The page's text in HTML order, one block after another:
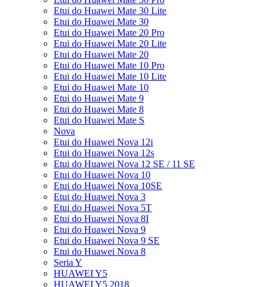
Etui do Huawei Mate 30 Lite
Etui do Huawei Mate 30
Etui do Huawei Mate 20 Pro
Etui do Huawei Mate 20 Lite
Etui do Huawei Mate 20
Etui do Huawei Mate 10 Pro
Etui do Huawei Mate 10 Lite
Etui do Huawei Mate 10
Etui do Huawei Mate 9
Etui do Huawei Mate 8
Etui do Huawei Mate S
Nova
Etui do Huawei Nova 12i
Etui do Huawei Nova 12s
Etui do Huawei Nova 12 SE / 11 SE
Etui do Huawei Nova 10
Etui do Huawei Nova 10SE
Etui do Huawei Nova 3
Etui do Huawei Nova 5T
Etui do Huawei Nova 8I
Etui do Huawei Nova 9
Etui do Huawei Nova 9 SE
Etui do Huawei Nova 8
Seria Y
HUAWEI Y5
HUAWEI Y5 2018